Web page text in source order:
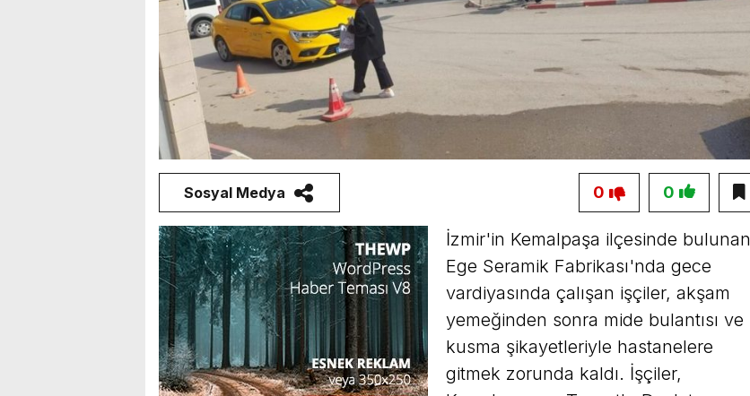
Sosyal Medya 0
0
İzmir'in Kemalpaşa ilçesinde bulunan
Ege Seramik Fabrikası'nda gece
vardiyasında çalışan işçiler, akşam
yemeğinden sonra mide bulantısı ve
kusma şikayetleriyle hastanelere
gitmek zorunda kaldı. İşçiler,